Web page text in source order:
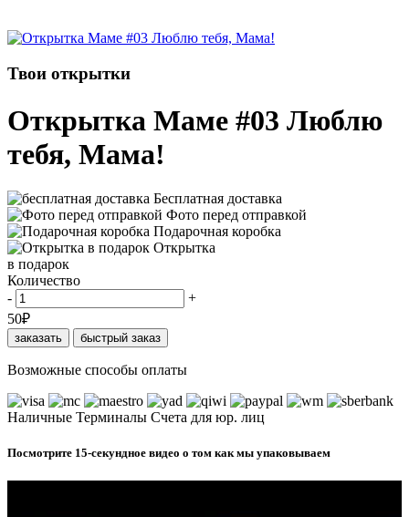
Твои открытки
Открытка Маме #03 Люблю
тебя, Мама!
Бесплатная доставка
Фото перед отправкой
Подарочная коробка
Открытка
в подарок
Количество
-
+
50₽
заказать быстрый заказ
Возможные способы оплаты
Наличные Терминалы Счета для юр. лиц
Посмотрите 15-секундное видео о том как мы упаковываем